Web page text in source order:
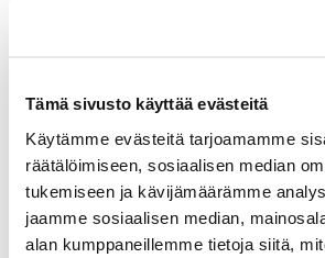
Tämä sivusto käyttää evästeitä
Käytämme evästeitä tarjoamamme
räätälöimiseen, sosiaalisen median
tukemiseen ja kävijämäärämme
jaamme sosiaalisen median,
alan kumppaneillemme tietoja siitä,
08.08.
IKH Milwaukee Open
08.08.
Green Card kurssi La 8.8. klo 10-14